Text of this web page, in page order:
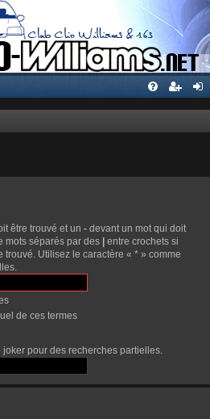
être trouvé et un - devant un mot qui doit
mots séparés par des | entre crochets si
Utilisez le caractère « * » comme
de ces termes
pour des recherches partielles.